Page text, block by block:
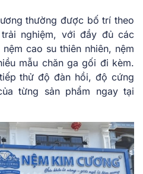
thường được bố trí theo
nghiệm, với đầy đủ các
cao su thiên nhiên, nệm
mẫu chăn ga gối đi kèm.
thử độ đàn hồi, độ cứng
từng sản phẩm ngay tại